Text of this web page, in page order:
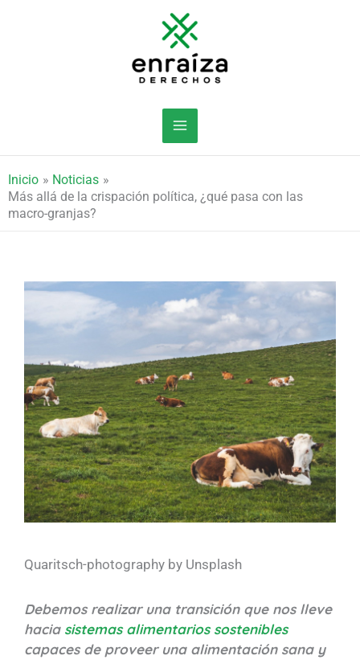
Inicio
Noticias
Más allá de la crispación política, ¿qué pasa con las
macro-granjas?
Quaritsch-photography by Unsplash
Debemos realizar una transición que nos lleve
hacia sistemas alimentarios sostenibles
capaces de proveer una alimentación sana y